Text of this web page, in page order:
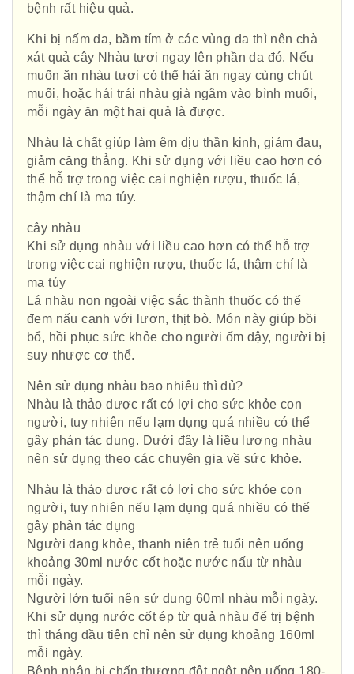
bệnh rất hiệu quả.
Khi bị nấm da, bầm tím ở các vùng da thì nên chà
xát quả cây Nhàu tươi ngay lên phần da đó. Nếu
muốn ăn nhàu tươi có thể hái ăn ngay cùng chút
muối, hoặc hái trái nhàu già ngâm vào bình muối,
mỗi ngày ăn một hai quả là được.
Nhàu là chất giúp làm êm dịu thần kinh, giảm đau,
giảm căng thẳng. Khi sử dụng với liều cao hơn có
thể hỗ trợ trong việc cai nghiện rượu, thuốc lá,
thậm chí là ma túy.
cây nhàu
Khi sử dụng nhàu với liều cao hơn có thể hỗ trợ
trong việc cai nghiện rượu, thuốc lá, thậm chí là
ma túy
Lá nhàu non ngoài việc sắc thành thuốc có thể
đem nấu canh với lươn, thịt bò. Món này giúp bồi
bổ, hồi phục sức khỏe cho người ốm dậy, người bị
suy nhược cơ thể.
Nên sử dụng nhàu bao nhiêu thì đủ?
Nhàu là thảo dược rất có lợi cho sức khỏe con
người, tuy nhiên nếu lạm dụng quá nhiều có thể
gây phản tác dụng. Dưới đây là liều lượng nhàu
nên sử dụng theo các chuyên gia về sức khỏe.
Nhàu là thảo dược rất có lợi cho sức khỏe con
người, tuy nhiên nếu lạm dụng quá nhiều có thể
gây phản tác dụng
Người đang khỏe, thanh niên trẻ tuổi nên uống
khoảng 30ml nước cốt hoặc nước nấu từ nhàu
mỗi ngày.
Người lớn tuổi nên sử dụng 60ml nhàu mỗi ngày.
Khi sử dụng nước cốt ép từ quả nhàu để trị bệnh
thì tháng đầu tiên chỉ nên sử dụng khoảng 160ml
mỗi ngày.
Bệnh nhân bị chấn thương đột ngột nên uống 180-